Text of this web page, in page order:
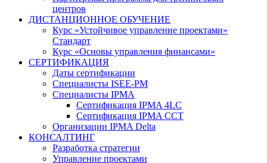
центров
ДИСТАНЦИОННОЕ ОБУЧЕНИЕ
Курс «Устойчивое управление проектами»
Стандарт
Курс «Основы управления финансами»
СЕРТИФИКАЦИЯ
Даты сертификации
Специалисты ISEE-PM
Специалисты IPMA
Сертификация IPMA 4LC
Сертификация IPMA CCT
Организации IPMA Delta
КОНСАЛТИНГ
Разработка стратегии
Управление проектами